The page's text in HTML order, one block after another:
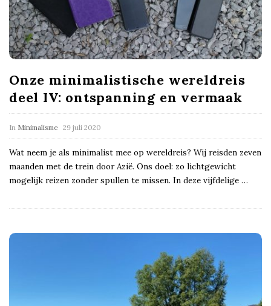
Onze minimalistische wereldreis
deel IV: ontspanning en vermaak
In Minimalisme 29 juli 2020
Wat neem je als minimalist mee op wereldreis? Wij reisden zeven
maanden met de trein door Azië. Ons doel: zo lichtgewicht
mogelijk reizen zonder spullen te missen. In deze vijfdelige …